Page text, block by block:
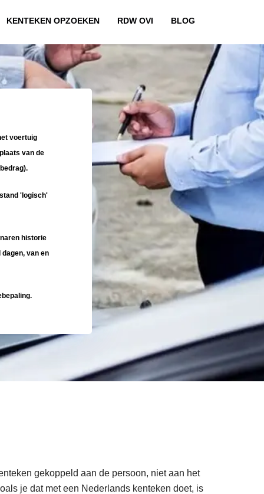
KENTEKEN OPZOEKEN RDW OVI BLOG
voertuig
van de
'logisch'
historie
dagen, van en
gekoppeld aan de persoon, niet aan het
je dat met een Nederlands kenteken doet, is